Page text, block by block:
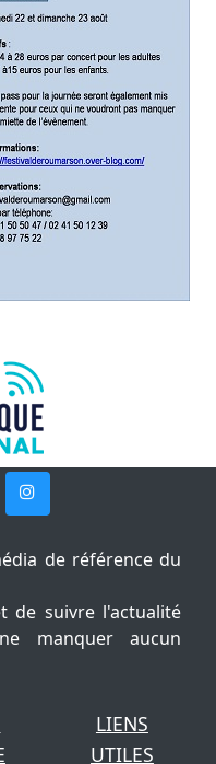
de référence du
de suivre l'actualité
manquer aucun
LIENS
UTILES